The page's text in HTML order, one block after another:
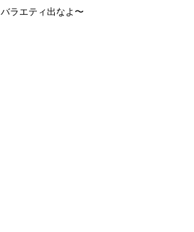
ラエティ出なよ〜